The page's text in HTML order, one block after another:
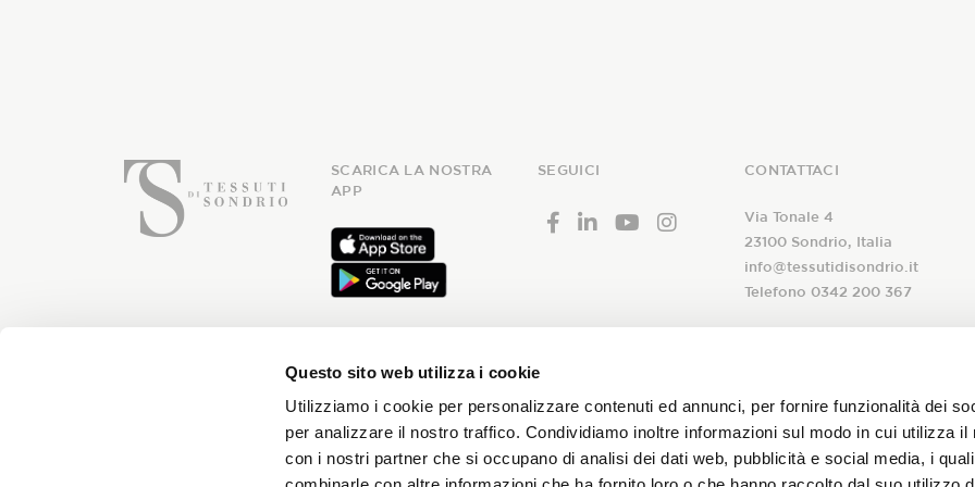
Questo sito web utilizza i cookie
Utilizziamo i cookie per personalizzare contenuti ed annunci, per fornire funzionalità dei
per analizzare il nostro traffico. Condividiamo inoltre informazioni sul modo in cui utilizza il
con i nostri partner che si occupano di analisi dei dati web, pubblicità e social media, i
SCARICA LA NOSTRA
APP
SEGUICI CONTATTACI
Via Tonale 4
23100 Sondrio, Italia
info@tessutidisondrio.it
Telefono 0342 200 367
Iscriviti alla nostra
newsletter!
A seguito dell’ informativa
trattamento dei miei dati